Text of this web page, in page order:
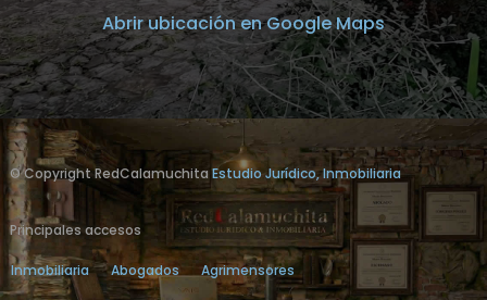
Abrir ubicación en Google Maps
© Copyright RedCalamuchitaEstudio Jurídico, Inmobiliaria
Principales accesos
Inmobiliaria Abogados Agrimensores